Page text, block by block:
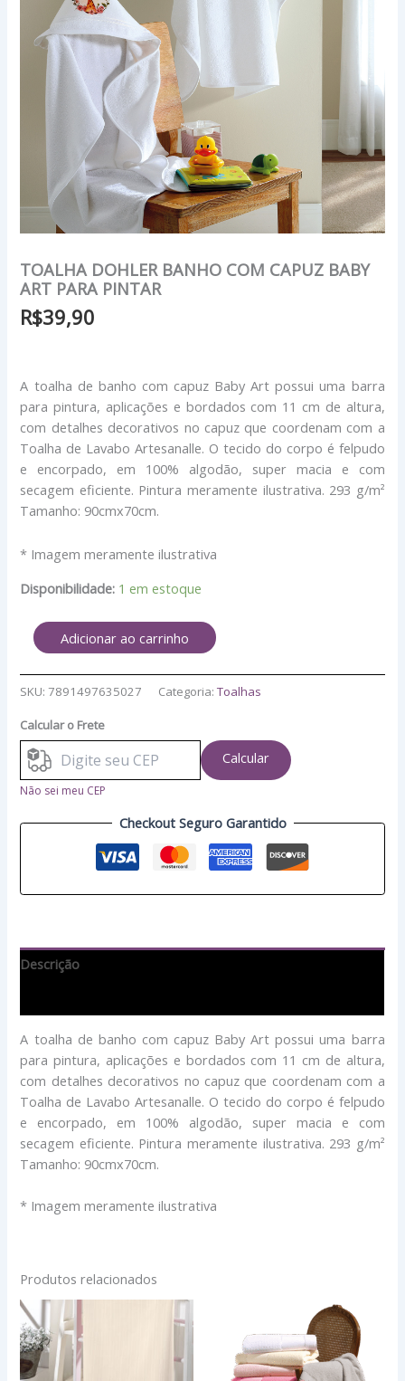
TOALHA DOHLER BANHO COM CAPUZ BABY
ART PARA PINTAR
R$39,90
A toalha de banho com capuz Baby Art possui uma barra
para pintura, aplicações e bordados com 11 cm de altura,
com detalhes decorativos no capuz que coordenam com a
Toalha de Lavabo Artesanalle. O tecido do corpo é felpudo
e encorpado, em 100% algodão, super macia e com
secagem eficiente. Pintura meramente ilustrativa. 293 g/m²
Tamanho: 90cmx70cm.
* Imagem meramente ilustrativa
Disponibilidade: 1 em estoque
Adicionar ao carrinho
SKU:7891497635027 Categoria:Toalhas
Calcular o Frete
Calcular
Não sei meu CEP
Checkout Seguro Garantido
Descrição
A toalha de banho com capuz Baby Art possui uma barra
para pintura, aplicações e bordados com 11 cm de altura,
com detalhes decorativos no capuz que coordenam com a
Toalha de Lavabo Artesanalle. O tecido do corpo é felpudo
e encorpado, em 100% algodão, super macia e com
secagem eficiente. Pintura meramente ilustrativa. 293 g/m²
Tamanho: 90cmx70cm.
* Imagem meramente ilustrativa
Produtos relacionados
produto
Este
produto
tem
várias